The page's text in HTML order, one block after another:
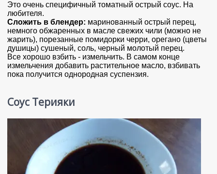
Это очень специфичный томатный острый соус. На
любителя.
Сложить в блендер: маринованный острый перец,
немного обжаренных в масле свежих чили (можно не
жарить), порезанные помидорки черри, орегано (цветы
душицы) сушеный, соль, черный молотый перец.
Все хорошо взбить - измельчить. В самом конце
измельчения добавить растительное масло, взбивать
пока получится однородная суспензия.
Соус Терияки